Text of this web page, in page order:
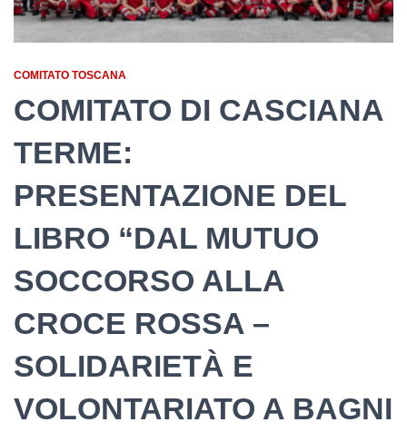
COMITATO TOSCANA
COMITATO DI CASCIANA
TERME:
PRESENTAZIONE DEL
LIBRO “DAL MUTUO
SOCCORSO ALLA
CROCE ROSSA –
SOLIDARIETÀ E
VOLONTARIATO A BAGNI